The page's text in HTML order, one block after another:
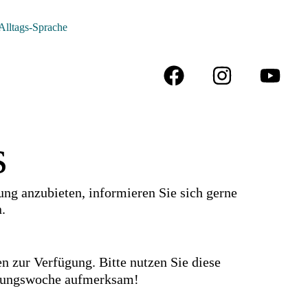
Sprache
anzubieten, informieren Sie sich gerne
zur Verfügung. Bitte nutzen Sie diese
aufmerksam!